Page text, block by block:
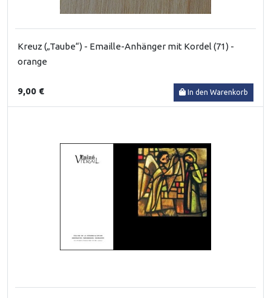
Kreuz („Taube“) - Emaille-Anhänger mit Kordel (71) -
orange
9,00 € In den Warenkorb